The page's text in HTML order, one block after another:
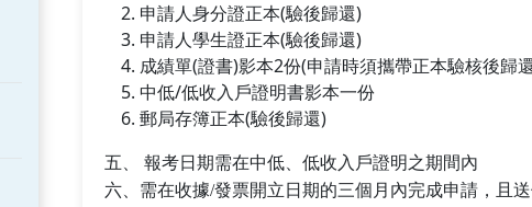
申請人身分證正本(驗後歸還)
申請人學生證正本(驗後歸還)
成績單(證書)影本2份(申請時須攜帶正本驗核後歸
中低/低收入戶證明書影本一份
郵局存簿正本(驗後歸還)
五、 報考日期需在中低、低收入戶證明之期間內
六、需在收據/發票開立日期的三個月內完成申請，且